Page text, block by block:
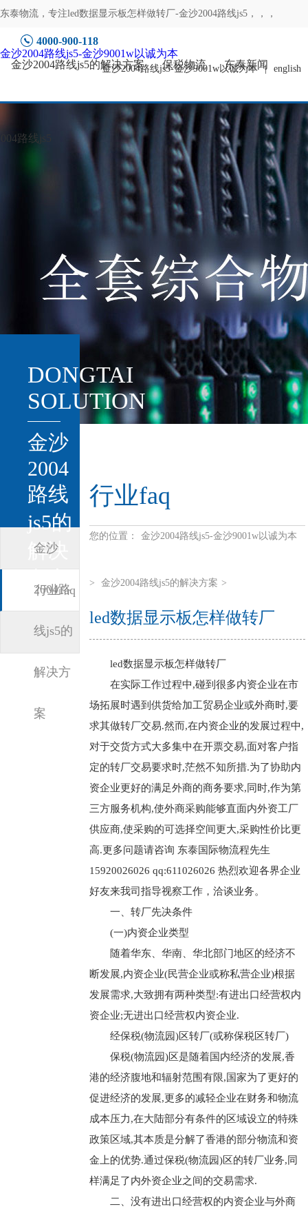
东泰物流，专注led数据显示板怎样做转厂-金沙2004路线js5 ，，，
4000-900-118
金沙2004路线js5-金沙9001w以诚为本 | english
金沙2004路线js5-金沙9001w以诚为本
金沙2004路线js5的解决方案
保税物流 东泰新闻
路线js5
DONGTAI
SOLUTION
金沙
2004
路线
js5的
解决
方案
金沙
2004路
线js5的
解决方
案
行业faq
行业faq
您的位置： 金沙2004路线js5-金沙9001w以诚为本
> 金沙2004路线js5的解决方案 >
led数据显示板怎样做转厂
led数据显示板怎样做转厂
在实际工作过程中,碰到很多内资企业在市
场拓展时遇到供货给加工贸易企业或外商时,要
求其做转厂交易.然而,在内资企业的发展过程中,
对于交货方式大多集中在开票交易,面对客户指
定的转厂交易要求时,茫然不知所措.为了协助内
资企业更好的满足外商的商务要求,同时,作为第
三方服务机构,使外商采购能够直面内外资工厂
供应商,使采购的可选择空间更大,采购性价比更
高.更多问题请咨询 东泰国际物流程先生
15920026026 qq:611026026 热烈欢迎各界企业
好友来我司指导视察工作，洽谈业务。
一、转厂先决条件
(一)内资企业类型
随着华东、华南、华北部门地区的经济不
断发展,内资企业(民营企业或称私营企业)根据
发展需求,大致拥有两种类型:有进出口经营权内
资企业;无进出口经营权内资企业.
经保税(物流园)区转厂(或称保税区转厂)
保税(物流园)区是随着国内经济的发展,香
港的经济腹地和辐射范围有限,国家为了更好的
促进经济的发展,更多的减轻企业在财务和物流
成本压力,在大陆部分有条件的区域设立的特殊
政策区域,其本质是分解了香港的部分物流和资
金上的优势.通过保税(物流园)区的转厂业务,同
样满足了内外资企业之间的交易需求.
二、没有进出口经营权的内资企业与外商